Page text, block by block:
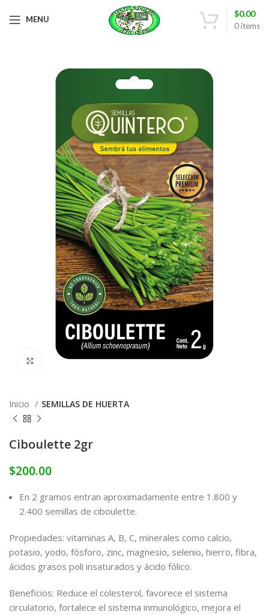
MENU
0items
$0.00
Click to enlarge
Inicio SEMILLAS DE HUERTA
Ciboulette 2gr
$200.00
En 2 gramos entran aproximadamente entre 1.800 y
2.400 semillas de ciboulette.
Propiedades: vitaminas A, B, C, minerales como calcio,
potasio, yodo, fósforo, zinc, magnesio, selenio, hierro, fibra,
ácidos grasos poli insaturados y ácido fólico.
Beneficios: Reduce el colesterol, favorece el sistema
circulatorio, fortalece el sistema inmunológico, mejora el